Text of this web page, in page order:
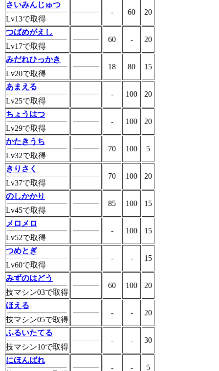
さいみんじゅつ
Lv13で取得
- 60 20
つばめがえし
Lv17で取得
60 - 20
みだれひっかき
Lv20で取得
18 80 15
あまえる
Lv25で取得
- 100 20
ちょうはつ
Lv29で取得
- 100 20
かたきうち
Lv32で取得
70 100 5
きりさく
Lv37で取得
70 100 20
のしかかり
Lv45で取得
85 100 15
メロメロ
Lv52で取得
- 100 15
つめとぎ
Lv60で取得
- - 15
みずのはどう
技マシン03で取得
60 100 20
ほえる
技マシン05で取得
- - 20
ふるいたてる
技マシン10で取得
- - 30
にほんばれ
- - 5